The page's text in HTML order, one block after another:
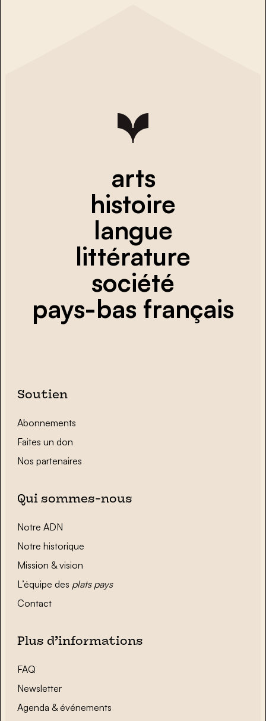
arts
histoire
langue
littérature
société
pays-bas français
Soutien
Abonnements
Faites un don
Nos partenaires
Qui sommes-nous
Notre ADN
Notre historique
Mission & vision
L’équipe des plats pays
Contact
Plus d’informations
FAQ
Newsletter
Agenda & événements